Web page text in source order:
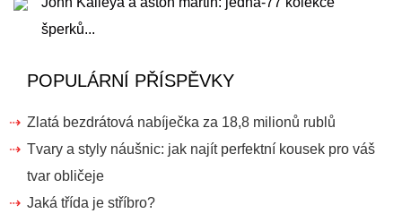
šperků...
POPULÁRNÍ PŘÍSPĚVKY
Zlatá bezdrátová nabíječka za 18,8 milionů rublů
Tvary a styly náušnic: jak najít perfektní kousek pro váš
tvar obličeje
Jaká třída je stříbro?